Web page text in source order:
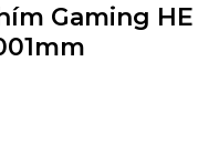
Gaming HE